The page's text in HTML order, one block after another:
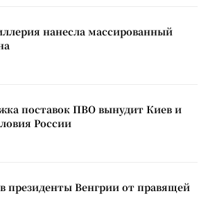
нанесла массированный
поставок ПВО вынудит Киев и
России
президенты Венгрии от правящей